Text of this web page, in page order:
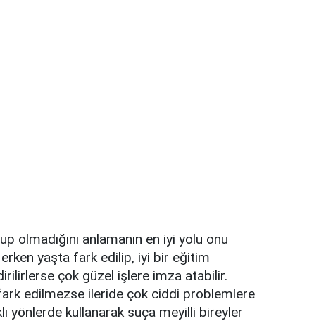
olmadığını anlamanın en iyi yolu onu
yaşta fark edilip, iyi bir eğitim
çok güzel işlere imza atabilir.
edilmezse ileride çok ciddi problemlere
yönlerde kullanarak suça meyilli bireyler